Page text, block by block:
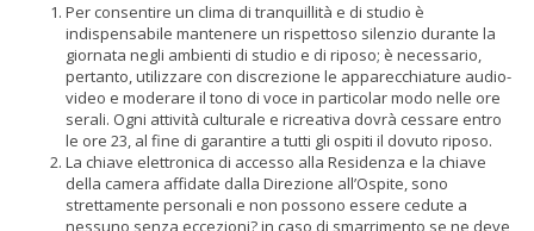
Per consentire un clima di tranquillità e di studio è
indispensabile mantenere un rispettoso silenzio durante la
giornata negli ambienti di studio e di riposo; è necessario,
pertanto, utilizzare con discrezione le apparecchiature audio-
video e moderare il tono di voce in particolar modo nelle ore
serali. Ogni attività culturale e ricreativa dovrà cessare entro
le ore 23, al fine di garantire a tutti gli ospiti il dovuto riposo.
La chiave elettronica di accesso alla Residenza e la chiave
della camera affidate dalla Direzione all’Ospite, sono
strettamente personali e non possono essere cedute a
nessuno senza eccezioni? in caso di smarrimento se ne deve